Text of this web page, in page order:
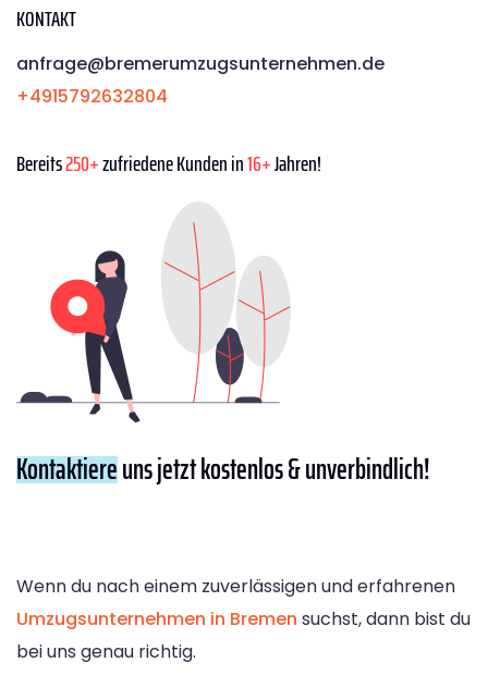
KONTAKT
anfrage@bremerumzugsunternehmen.de
+4915792632804
Bereits250+zufriedene Kunden in16+Jahren!
Kontaktiereuns jetzt kostenlos & unverbindlich!
Wenn du nach einem zuverlässigen und erfahrenen
Umzugsunternehmen in Bremen suchst, dann bist du
bei uns genau richtig.